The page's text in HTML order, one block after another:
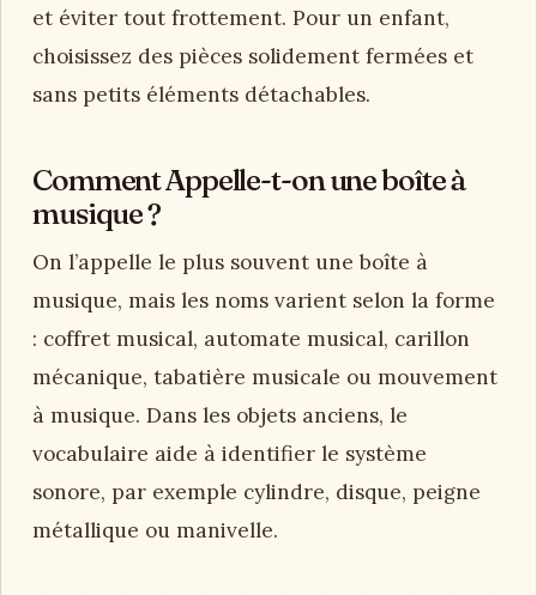
et éviter tout frottement. Pour un enfant,
choisissez des pièces solidement fermées et
sans petits éléments détachables.
Comment Appelle-t-on une boîte à
musique ?
On l’appelle le plus souvent une boîte à
musique, mais les noms varient selon la forme
: coffret musical, automate musical, carillon
mécanique, tabatière musicale ou mouvement
à musique. Dans les objets anciens, le
vocabulaire aide à identifier le système
sonore, par exemple cylindre, disque, peigne
métallique ou manivelle.